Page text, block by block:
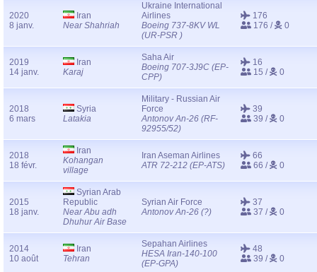
2020
8 janv.
Iran
Near Shahriah
Ukraine International
Airlines
Boeing 737-8KV WL
(UR-PSR )
176
176 /
0
2019
14 janv.
Iran
Karaj
Saha Air
Boeing 707-3J9C (EP-
CPP)
16
15 /
0
2018
6 mars
Syria
Latakia
Military - Russian Air
Force
Antonov An-26 (RF-
92955/52)
39
39 /
0
2018
18 févr.
Iran
Kohangan
village
Iran Aseman Airlines
ATR 72-212 (EP-ATS)
66
66 /
0
2015
18 janv.
Syrian Arab
Republic
Near Abu adh
Dhuhur Air Base
Syrian Air Force
Antonov An-26 (?)
37
37 /
0
2014
10 août
Iran
Tehran
Sepahan Airlines
HESA Iran-140-100
(EP-GPA)
48
39 /
0